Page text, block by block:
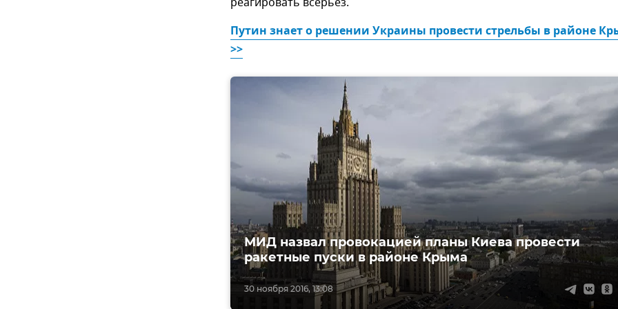
Путин знает о решении Украины провести стрельбы в районе
>>
30 ноября 2016, 13:08
МИД назвал провокацией планы Киева провести
ракетные пуски в районе Крыма